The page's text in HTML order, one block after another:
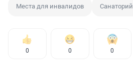
Места для инвалидов Санаторий
0 0 0